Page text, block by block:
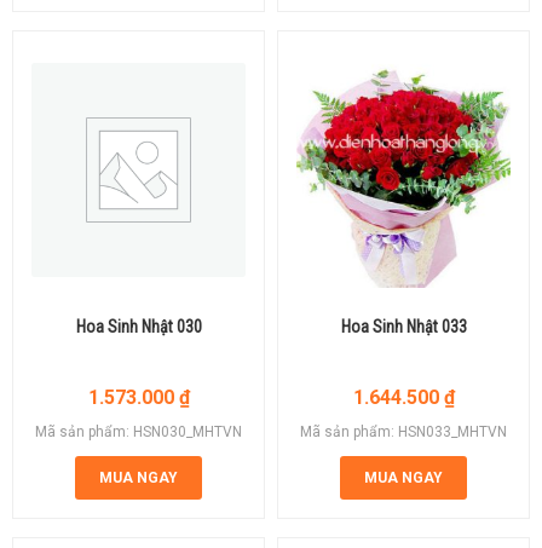
Hoa Sinh Nhật 030
1.573.000 ₫
Mã sản phẩm: HSN030_MHTVN
MUA NGAY
Hoa Sinh Nhật 033
1.644.500 ₫
Mã sản phẩm: HSN033_MHTVN
MUA NGAY